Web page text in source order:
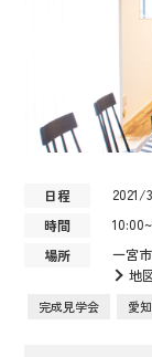
日程
2021/
時間
場所
一宮
地
完成見学会 愛